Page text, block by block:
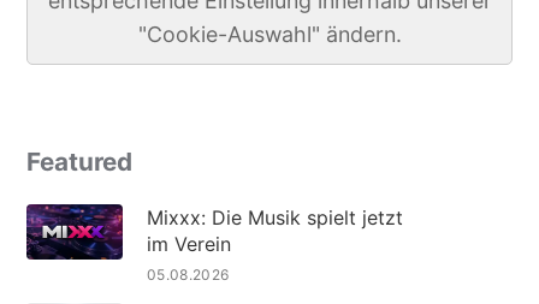
"Cookie-Auswahl" ändern.
Featured
Mixxx: Die Musik spielt jetzt
im Verein
05.08.2026